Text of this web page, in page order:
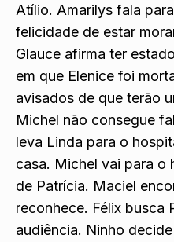
Atílio. Amarilys fala
felicidade de estar
Glauce afirma ter
em que Elenice foi
avisados de que terão
Michel não consegue
leva Linda para o
casa. Michel vai para o
de Patrícia. Maciel
reconhece. Félix busca
audiência. Ninho